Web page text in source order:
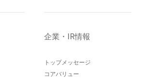
企業・IR情報
トップメッセージ
コアバリュー